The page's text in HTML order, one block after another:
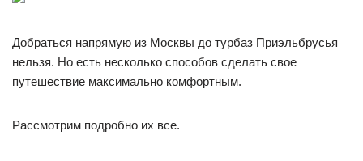
Добраться напрямую из Москвы до турбаз Приэльбрусья
нельзя. Но есть несколько способов сделать свое
путешествие максимально комфортным.
Рассмотрим подробно их все.